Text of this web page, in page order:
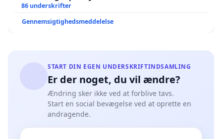
86 underskrifter
Gennemsigtighedsmeddelelse
START DIN EGEN UNDERSKRIFTINDSAMLING
Er der noget, du vil ændre?
Ændring sker ikke ved at forblive tavs.
Start en social bevægelse ved at oprette en
andragende.